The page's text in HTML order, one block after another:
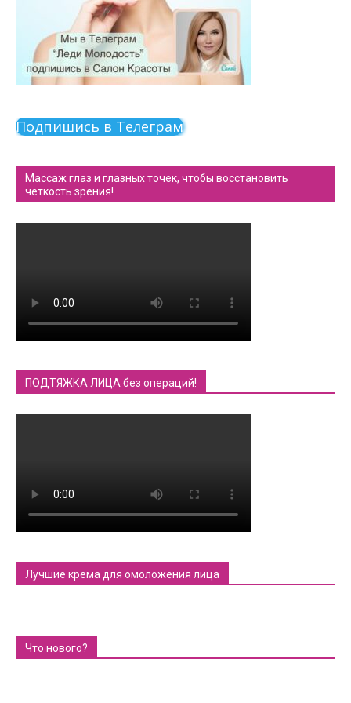
Подпишись в Телеграм
Массаж глаз и глазных точек, чтобы восстановить
четкость зрения!
ПОДТЯЖКА ЛИЦА без операций!
Лучшие крема для омоложения лица
Что нового?